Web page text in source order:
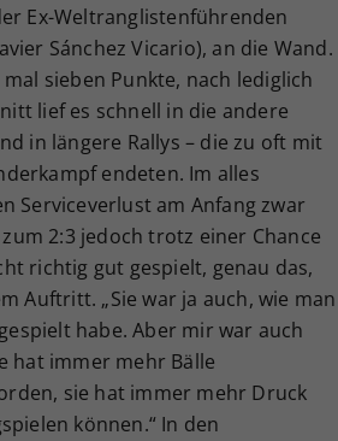
Ex-Weltranglistenführenden
Sánchez Vicario), an die Wand.
sieben Punkte, nach lediglich
lief es schnell in die andere
in längere Rallys – die zu oft mit
endeten. Im alles
Serviceverlust am Anfang zwar
2:3 jedoch trotz einer Chance
richtig gut gespielt, genau das,
Auftritt. „Sie war ja auch, wie man
habe. Aber mir war auch
hat immer mehr Bälle
sie hat immer mehr Druck
können.“ In den